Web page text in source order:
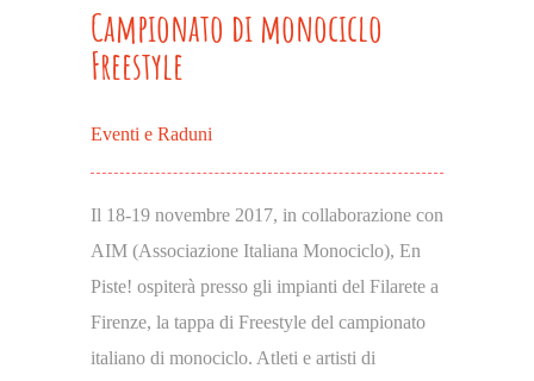
Campionato di monociclo
Freestyle
Eventi e Raduni
Il 18-19 novembre 2017, in collaborazione con
AIM (Associazione Italiana Monociclo), En
Piste! ospiterà presso gli impianti del Filarete a
Firenze, la tappa di Freestyle del campionato
italiano di monociclo. Atleti e artisti di